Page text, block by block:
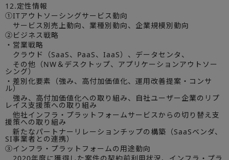
12.定性情報
①ITアウトソーシングサービス動向
サービス別売上動向、業種別動向、企業規模別動向
②ビジネス戦略
・営業戦略
クラウド（SaaS、PaaS、IaaS）、データセンタ、
その他（NW＆デスクトップ、アプリケーションアウトソー
シング）
・差別化要素（強み、高付加価値化、運用改善提案・コンサ
ル）
強み、高付加価値化への取り組み、自社ユーザー企業のリプ
レイス支援策への取り組み
他社インフラ・プラットフォームサービスからの切り替え支
援策への取り組み
新たなパートナーリレーションチップの構築（SaaSベンダ、
SI事業者との連携）
③インフラ・プラットフォームの用途動向
2020年度に獲得した案件の契約前利用状況、インフラ・プラ